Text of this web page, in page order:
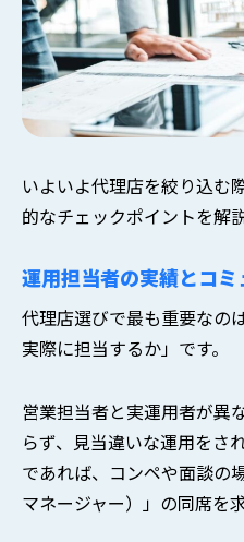
いよいよ代理店を絞り込む
的なチェックポイントを解
運用担当者の実績とコ
代理店選びで最も重要なの
実際に担当するか」です。
営業担当者と実運用者が異
らず、見当違いな運用をさ
であれば、コンペや面談の
マネージャー）」の同席を